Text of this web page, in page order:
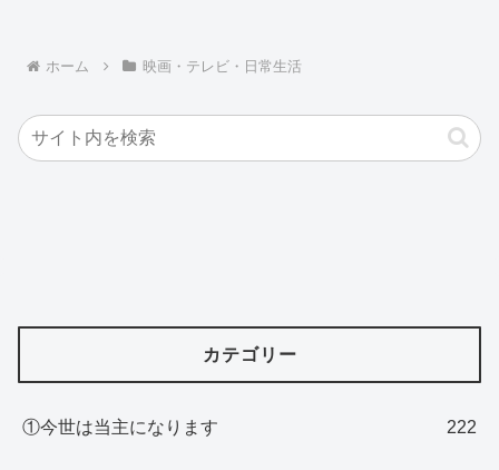
ホーム 映画・テレビ・日常生活
カテゴリー
①今世は当主になります 222